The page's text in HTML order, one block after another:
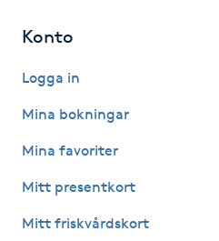
Hälsprickor
Idrottsmassage
IPL
Konto
Logga in
Mina bokningar
Mina favoriter
Mitt presentkort
Mitt friskvårdskort